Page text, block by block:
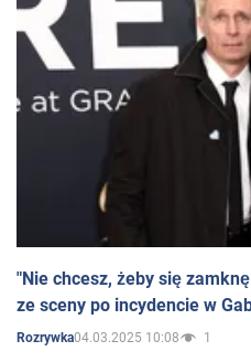
"Nie chcesz, żeby się
ze sceny po incydencie w
Rozrywka04.03.2025 10:08 1